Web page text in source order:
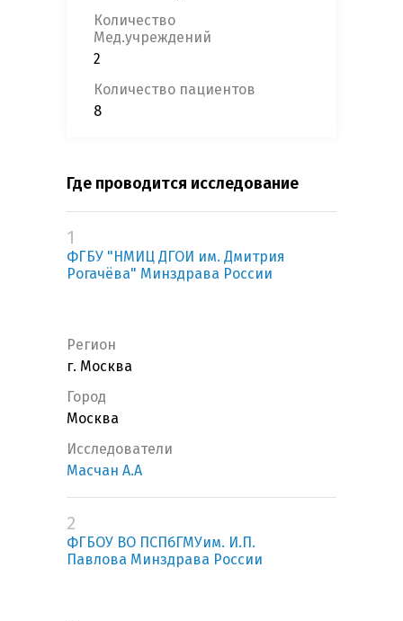
Количество
Мед.учреждений
2
Количество пациентов
8
Где проводится исследование
1
ФГБУ "НМИЦ ДГОИ им. Дмитрия
Рогачёва" Минздрава России
Регион
г. Москва
Город
Москва
Исследователи
Масчан А.А
2
ФГБОУ ВО ПСПбГМУим. И.П.
Павлова Минздрава России